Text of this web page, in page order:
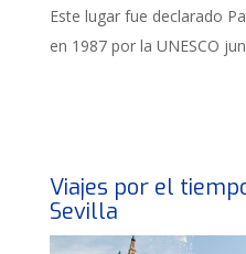
Este lugar fue declarado
en 1987 por la UNESCO
Viajes por el
Sevilla